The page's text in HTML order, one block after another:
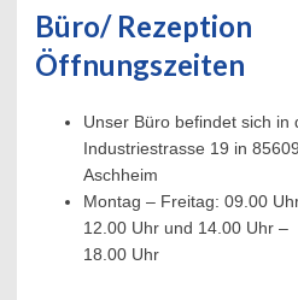
Büro/ Rezeption
Öffnungszeiten
Unser Büro befindet sich in
Industriestrasse 19 in 85609
Aschheim
Montag – Freitag: 09.00
12.00 Uhr und 14.00 Uhr –
18.00 Uhr